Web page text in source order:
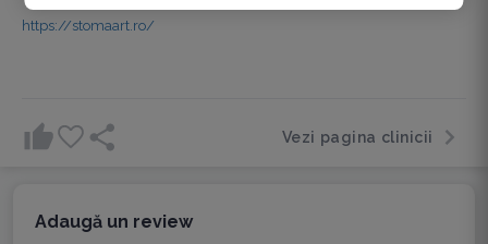
https://stomaart.ro/
Vezi pagina clinicii
Adaugă un review